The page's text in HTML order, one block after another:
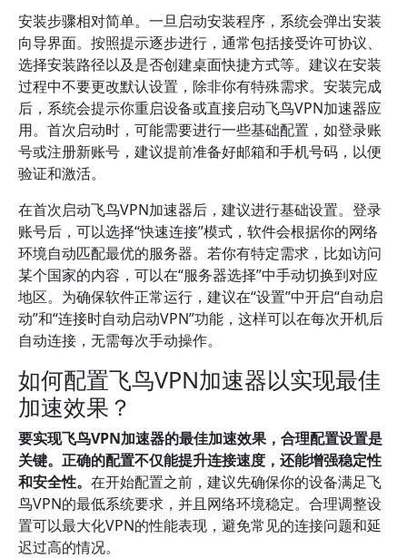
安装步骤相对简单。一旦启动安装程序，系统会弹出安装
向导界面。按照提示逐步进行，通常包括接受许可协议、
选择安装路径以及是否创建桌面快捷方式等。建议在安装
过程中不要更改默认设置，除非你有特殊需求。安装完成
后，系统会提示你重启设备或直接启动飞鸟VPN加速器应
用。首次启动时，可能需要进行一些基础配置，如登录账
号或注册新账号，建议提前准备好邮箱和手机号码，以便
验证和激活。
在首次启动飞鸟VPN加速器后，建议进行基础设置。登录
账号后，可以选择“快速连接”模式，软件会根据你的网络
环境自动匹配最优的服务器。若你有特定需求，比如访问
某个国家的内容，可以在“服务器选择”中手动切换到对应
地区。为确保软件正常运行，建议在“设置”中开启“自动启
动”和“连接时自动启动VPN”功能，这样可以在每次开机后
自动连接，无需每次手动操作。
如何配置飞鸟VPN加速器以实现最佳
加速效果？
要实现飞鸟VPN加速器的最佳加速效果，合理配置设置是
关键。正确的配置不仅能提升连接速度，还能增强稳定性
和安全性。 在开始配置之前，建议先确保你的设备满足飞
鸟VPN的最低系统要求，并且网络环境稳定。合理调整设
置可以最大化VPN的性能表现，避免常见的连接问题和延
迟过高的情况。